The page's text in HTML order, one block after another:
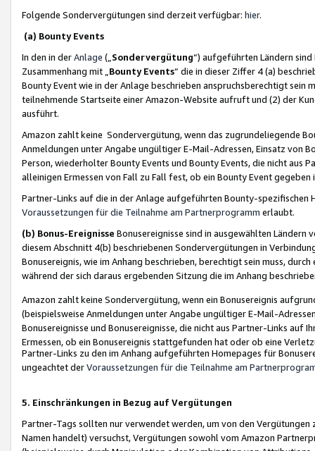
Folgende Sondervergütungen sind derzeit verfügbar: hier.
(a) Bounty Events
In den in derAnlage („ Sondervergütung“) aufgeführten Ländern
Zusammenhang mit „ Bounty Events“ die in dieser Ziffer 4 (a)
Bounty Event wie in der Anlage beschrieben anspruchsberechtigt sein
teilnehmende Startseite einer Amazon-Website aufruft und (2) der
ausführt.
Amazon zahlt keine Sondervergütung, wenn das zugrundeliegende
Anmeldungen unter Angabe ungültiger E-Mail-Adressen, Einsatz von
Person, wiederholter Bounty Events und Bounty Events, die nicht
alleinigen Ermessen von Fall zu Fall fest, ob ein Bounty Event
Partner-Links auf die in der Anlage aufgeführten Bounty-spezifischen
Voraussetzungen für die Teilnahme am Partnerprogramm erlaubt.
(b) Bonus-Ereignisse Bonusereignisse sind in ausgewählten Ländern
diesem Abschnitt 4(b) beschriebenen Sondervergütungen in
Bonusereignis, wie im Anhang beschrieben, berechtigt sein muss,
während der sich daraus ergebenden Sitzung die im Anhang
Amazon zahlt keine Sondervergütung, wenn ein Bonusereignis
(beispielsweise Anmeldungen unter Angabe ungültiger E-Mail-
Bonusereignisse und Bonusereignisse, die nicht aus Partner-Links auf
Ermessen, ob ein Bonusereignis stattgefunden hat oder ob eine
Partner-Links zu den im Anhang aufgeführten Homepages für
ungeachtet derVoraussetzungen für die Teilnahme am
5. Einschränkungen in Bezug auf Vergütungen
Partner-Tags sollten nur verwendet werden, um von den
Namen handelt) versuchst, Vergütungen sowohl vom Amazon